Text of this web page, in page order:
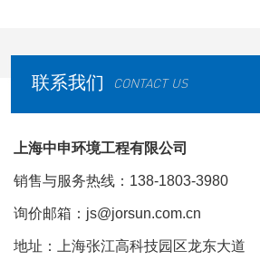
联系我们 CONTACT US
上海中申环境工程有限公司
销售与服务热线：138-1803-3980
询价邮箱：js@jorsun.com.cn
地址：上海张江高科技园区龙东大道